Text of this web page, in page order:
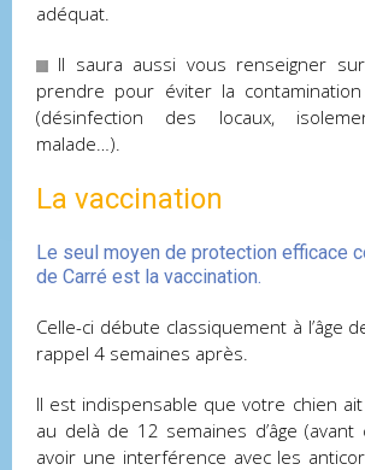
adéquat.
Il saura aussi vous renseigner
prendre pour éviter la contamination
(désinfection des locaux,
malade…).
La vaccination
Le seul moyen de protection efficace
de Carré est la vaccination.
Celle-ci débute classiquement à l’âge
rappel 4 semaines après.
Il est indispensable que votre chien
au delà de 12 semaines d’âge
avoir une interférence avec les